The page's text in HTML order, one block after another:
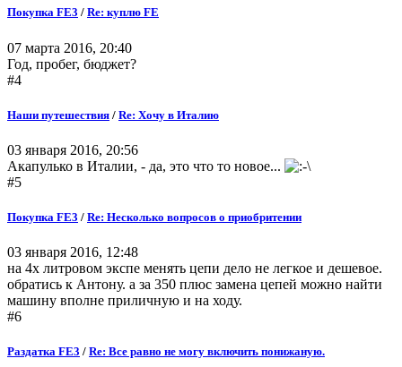
Покупка FE3 / Re: куплю FE
07 марта 2016, 20:40
Год, пробег, бюджет?
#4
Наши путешествия / Re: Хочу в Италию
03 января 2016, 20:56
Акапулько в Италии, - да, это что то новое...
#5
Покупка FE3 / Re: Несколько вопросов о приобритении
03 января 2016, 12:48
на 4х литровом экспе менять цепи дело не легкое и дешевое.
обратись к Антону. а за 350 плюс замена цепей можно найти
машину вполне приличную и на ходу.
#6
Раздатка FE3 / Re: Все равно не могу включить понижаную.